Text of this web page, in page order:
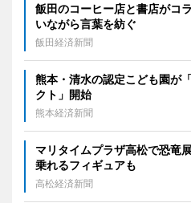
飯田のコーヒー店と書店が
いながら言葉を紡ぐ
飯田経済新聞
熊本・清水の認定こども園が
クト」開始
熊本経済新聞
マリタイムプラザ高松で恐
乗れるフィギュアも
高松経済新聞